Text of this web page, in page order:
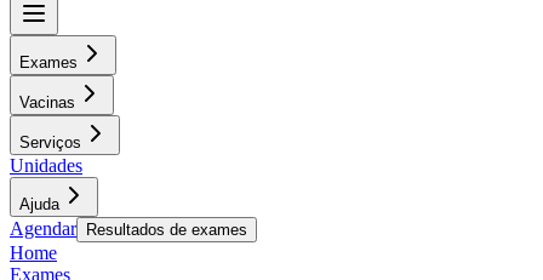
Exames
Vacinas
Serviços
Unidades
Ajuda
Agendar Resultados de exames
Home
Exames